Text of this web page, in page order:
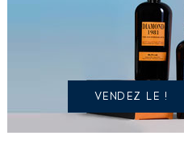
IDENTIQUE
VENDEZ LE !